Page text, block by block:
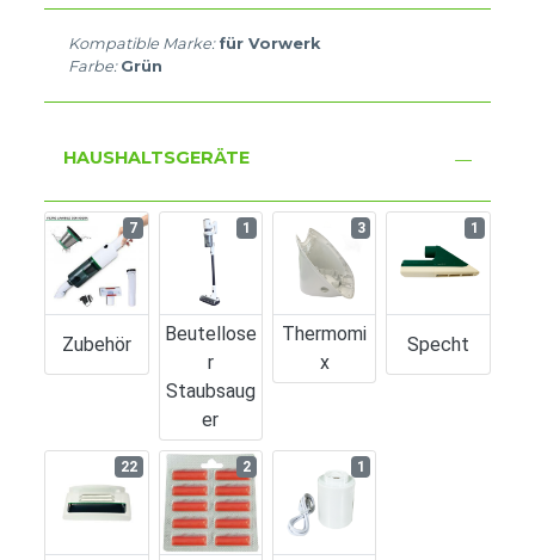
Kompatible Marke: für Vorwerk
Farbe: Grün
HAUSHALTSGERÄTE
Zubehör
7
Beutellose
R
Staubsaug
Er
1
Thermomi
X
3
Specht
1
22 2 1